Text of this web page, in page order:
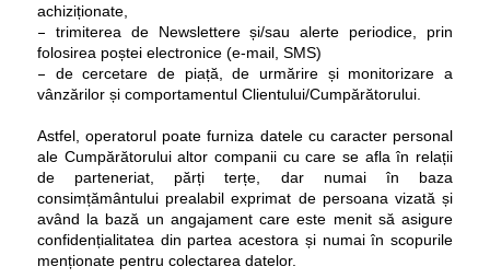
achiziționate,
–
trimiterea de Newslettere și/sau alerte periodice, prin
folosirea poștei electronice (e-mail, SMS)
–
de cercetare de piață, de urmărire și monitorizare a
vânzărilor și comportamentul Clientului/Cumpărătorului.
Astfel, operatorul poate furniza datele cu caracter personal
ale Cumpărătorului altor companii cu care se afla în relații
de parteneriat, părți terțe, dar numai în baza
consimțământului prealabil exprimat de persoana vizată și
având la bază un angajament care este menit să asigure
confidențialitatea din partea acestora și numai în scopurile
menționate pentru colectarea datelor.